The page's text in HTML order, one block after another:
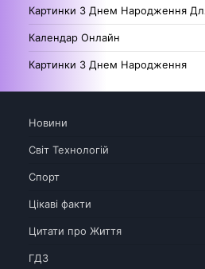
Картинки З Днем Народження
Календар Онлайн
Картинки З Днем Народження
Новини
Світ Технологій
Спорт
Цікаві факти
Цитати про Життя
ГДЗ